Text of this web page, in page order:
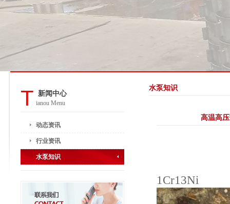
T 新闻中心
ianou Menu
动态资讯
行业资讯
水泵知识
水泵知识
高温高
1Cr13Ni